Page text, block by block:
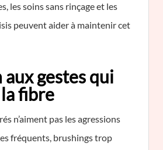
les soins sans rinçage et les
peuvent aider à maintenir cet
gestes qui
fibre
n’aiment pas les agressions
fréquents, brushings trop